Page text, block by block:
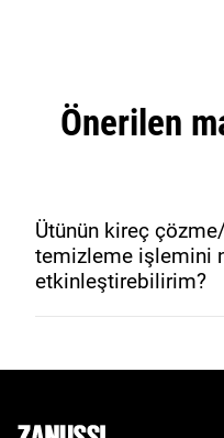
Önerilen
Ütünün kireç
temizleme işlemini
etkinleştirebilirim?